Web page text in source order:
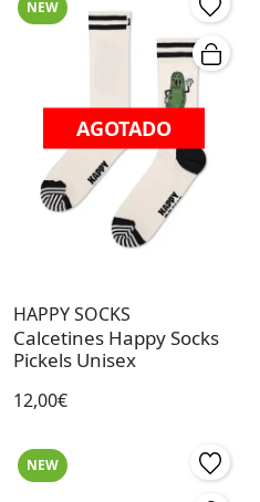
NEW
AGOTADO
HAPPY SOCKS
Calcetines Happy Socks
Pickels Unisex
12,00€
NEW